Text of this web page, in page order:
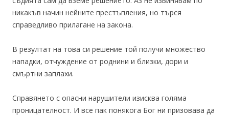
никакъв начин нейните престъпления, но търся
справедливо прилагане на закона.
В резултат на това си решение той получи множество
нападки, отчуждение от роднини и близки, дори и
смъртни заплахи.
Справянето с опасни нарушители изисква голяма
проницателност. И все пак понякога Бог ни призовава да